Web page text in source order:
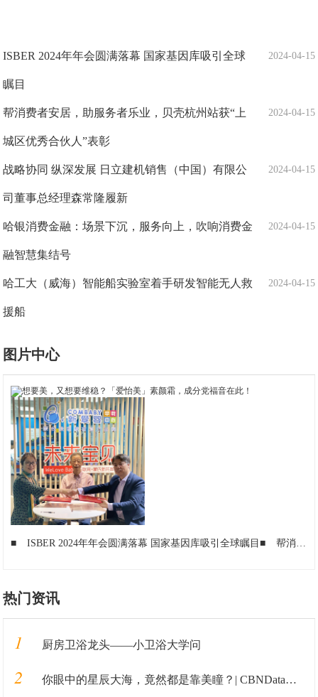
2024-04-15
ISBER 2024年年会圆满落幕 国家基因库吸引全球
瞩目
2024-04-15
帮消费者安居，助服务者乐业，贝壳杭州站获“上
城区优秀合伙人”表彰
2024-04-15
战略协同 纵深发展 日立建机销售（中国）有限公
司董事总经理森常隆履新
2024-04-15
哈银消费金融：场景下沉，服务向上，吹响消费金
融智慧集结号
2024-04-15
哈工大（威海）智能船实验室着手研发智能无人救
援船
图片中心
■ ISBER 2024年年会圆满落幕 国家基因库吸引全球瞩目■ 帮消费者安居，助服务者乐业，贝壳杭州站获“上城区优秀合伙人”表彰
热门资讯
1 厨房卫浴龙头——小卫浴大学问
2 你眼中的星辰大海，竟然都是靠美瞳？| CBNData报告